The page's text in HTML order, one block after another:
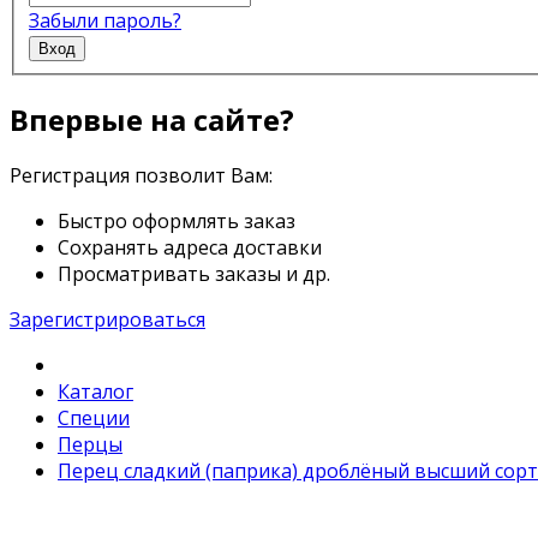
Забыли пароль?
Вход
Впервые на сайте?
Регистрация позволит Вам:
Быстро оформлять заказ
Сохранять адреса доставки
Просматривать заказы и др.
Зарегистрироваться
Каталог
Специи
Перцы
Перец сладкий (паприка) дроблёный высший сорт